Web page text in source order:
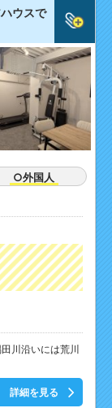
ウスで
○外国人
川沿いには荒川
詳細を見る